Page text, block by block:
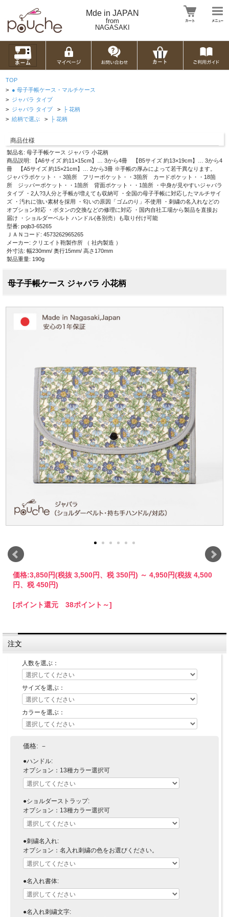
Mde in JAPAN
from
NAGASAKI
TOP
> ● 母子手帳ケース・マルチケース
> ジャバラ タイプ
> ジャバラ タイプ > ├ 花柄
> 絵柄で選ぶ > ├ 花柄
商品仕様
製品名: 母子手帳ケース ジャバラ 小花柄
商品説明: 【A6サイズ 約11×15cm】… 3から4冊 【B5サイズ 約13×19cm】… 3から4
冊 【A5サイズ 約15×21cm】… 2から3冊 ※手帳の厚みによって若干異なります。
ジャバラポケット・・3箇所 フリーポケット・・3箇所 カードポケット・・18箇
所 ジッパーポケット・・1箇所 背面ポケット・・1箇所 ・中身が見やすいジャバラ
タイプ ・2人?3人分と手帳が増えても収納可 ・全国の母子手帳に対応したマルチサイ
ズ ・汚れに強い素材を採用 ・匂いの原因「ゴムのり」不使用 ・刺繍の名入れなどの
オプション対応 ・ボタンの交換などの修理に対応 ・国内自社工場から製品を直接お
届け ・ショルダーベルト ハンドル(各別売）も取り付け可能
型番: pojb3-65265
ＪＡＮコード: 4573262965265
メーカー: クリエイト鞄製作所 （ 社内製造 ）
外寸法: 幅230mm/ 奥行15mm/ 高さ170mm
製品重量: 190g
母子手帳ケース ジャバラ 小花柄
価格:3,850円(税抜 3,500円、税 350円) ～ 4,950円(税抜 4,500
円、税 450円)
[ポイント還元 38ポイント～]
注文
人数を選ぶ：
サイズを選ぶ：
カラーを選ぶ：
価格: －
●ハンドル:
オプション：13種カラー選択可
●ショルダーストラップ:
オプション：13種カラー選択可
●刺繍名入れ:
オプション：名入れ刺繍の色をお選びください。
●名入れ書体:
●名入れ刺繍文字: